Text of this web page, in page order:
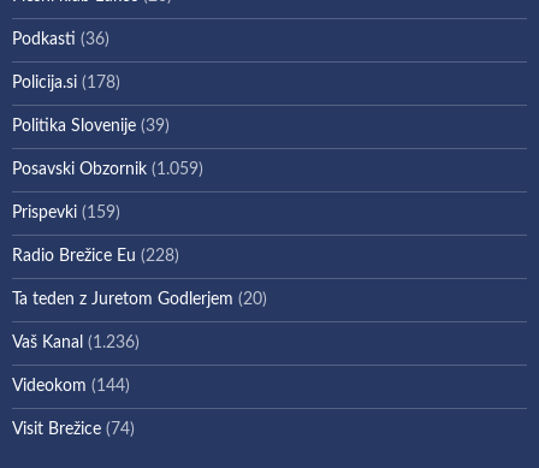
Podkasti (36)
Policija.si (178)
Politika Slovenije (39)
Posavski Obzornik (1.059)
Prispevki (159)
Radio Brežice Eu (228)
Ta teden z Juretom Godlerjem (20)
Vaš Kanal (1.236)
Videokom (144)
Visit Brežice (74)